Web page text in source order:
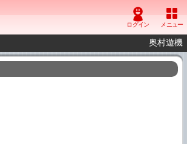
奥村遊機